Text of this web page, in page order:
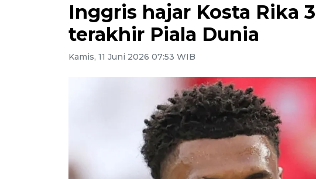
Inggris hajar Kosta Rika
terakhir Piala Dunia
Kamis, 11 Juni 2026 07:53 WIB